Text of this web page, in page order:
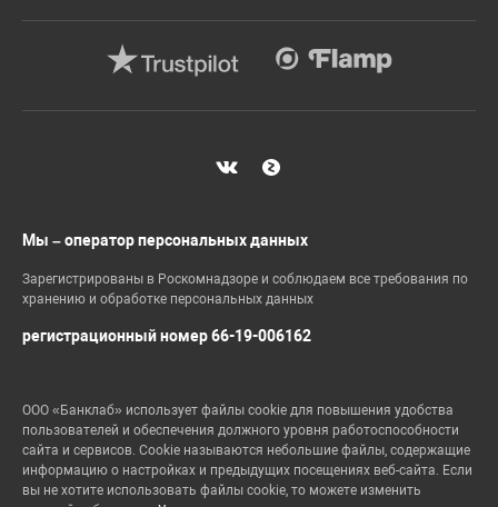
Мы – оператор персональных данных
Зарегистрированы в Роскомнадзоре и соблюдаем все требования по
хранению и обработке персональных данных
регистрационный номер 66-19-006162
ООО «Банклаб» использует файлы cookie для повышения удобства
пользователей и обеспечения должного уровня работоспособности
сайта и сервисов. Cookie называются небольшие файлы, содержащие
информацию о настройках и предыдущих посещениях веб-сайта. Если
вы не хотите использовать файлы cookie, то можете изменить